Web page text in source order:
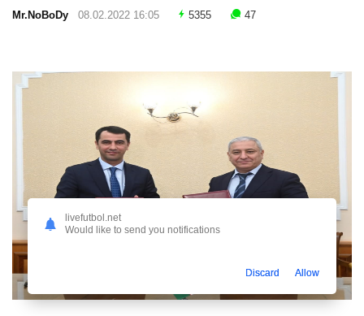
Mr.NoBoDy 08.02.2022 16:05 5355 47
livefutbol.net
Would like to send you notifications
Discard Allow